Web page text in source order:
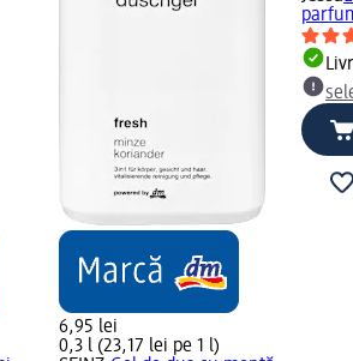
6,95 lei
0,3 l (23,17 lei pe 1 l)